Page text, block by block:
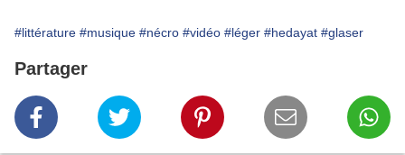
#littérature #musique #nécro #vidéo #léger #hedayat #glaser
Partager